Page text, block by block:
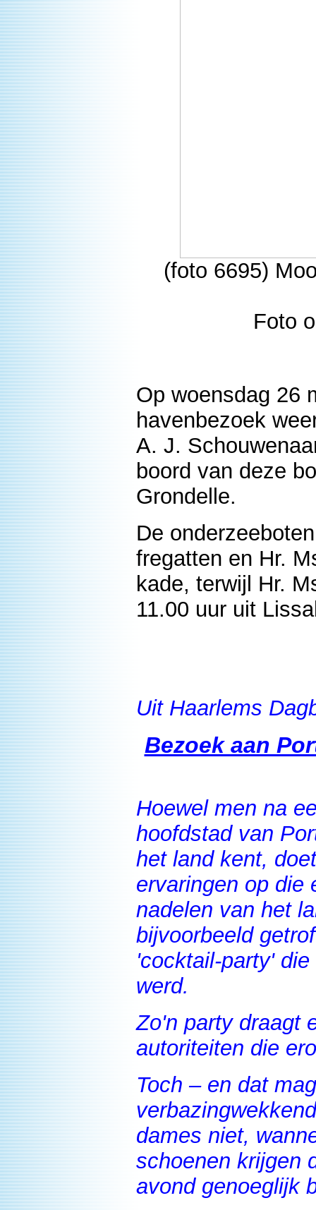
(foto 6695)
Foto
Op woensdag 26
havenbezoek
A. J.
boord van deze
Grondelle.
De
fregatten en Hr.
kade, terwijl Hr.
11.00 uur uit
Uit Haarlems
Bezoek aan
Hoewel men na
hoofdstad van
het land kent,
ervaringen op die
nadelen van het
bijvoorbeeld
'cocktail-party'
werd.
Zo'n party draagt
autoriteiten die
Toch – en dat
dames niet,
schoenen krijgen
avond genoeglijk